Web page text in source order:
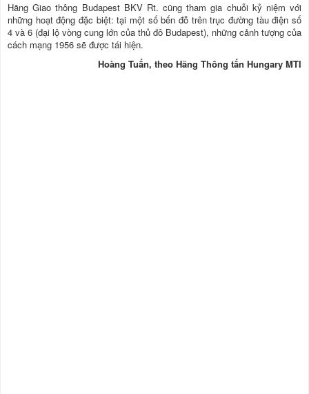
Hãng Giao thông Budapest BKV Rt. cũng tham gia chuỗi kỷ niệm với
những hoạt động đặc biệt: tại một số bến đỗ trên trục đường tàu điện số
4 và 6 (đại lộ vòng cung lớn của thủ đô Budapest), những cảnh tượng của
cách mạng 1956 sẽ được tái hiện.
Hoàng Tuấn, theo Hãng Thông tấn Hungary MTI